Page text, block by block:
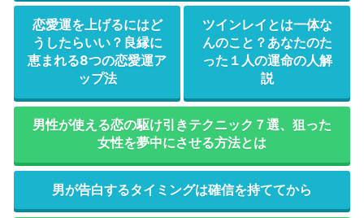
恋愛運を上げるにはど
うしたらいい？良縁に
恵まれる8つの恋愛運ア
ップ法
ツインレイとは一体な
んのこと？あなたのた
った１人の運命の人解
説
男性が使える恋の駆け引きテクニック７選、狙った
女性を夢中にさせる方法とは
男が告白するタイミングは確信を持ててから